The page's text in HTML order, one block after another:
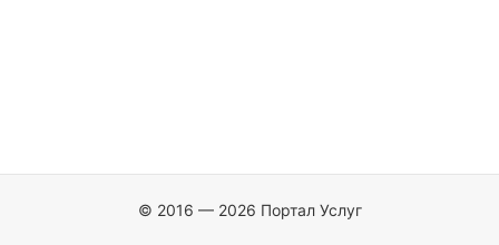
© 2016 — 2026 Портал Услуг